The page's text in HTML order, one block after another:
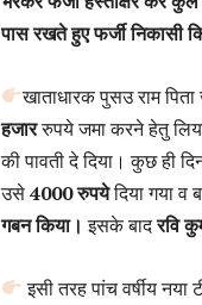
पास रखते हुए फर्जी निकासी
खाताधारक पुसउ राम
हजाररुपये जमा करने हेतु
की पावती दे दिया। कुछ ही
उसे4000 रुपयेदिया गया व
गबन किया। इसके बादरवि
इसी तरह पांच वर्षीय